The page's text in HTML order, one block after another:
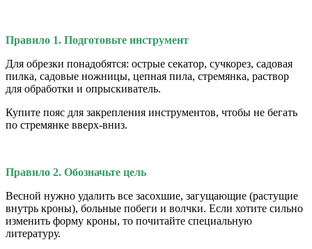
Правило 1. Подготовьте инструмент
Для обрезки понадобятся: острые секатор, сучкорез, садовая
пилка, садовые ножницы, цепная пила, стремянка, раствор
для обработки и опрыскиватель.
Купите пояс для закрепления инструментов, чтобы не бегать
по стремянке вверх-вниз.
Правило 2. Обозначьте цель
Весной нужно удалить все засохшие, загущающие (растущие
внутрь кроны), больные побеги и волчки. Если хотите сильно
изменить форму кроны, то почитайте специальную
литературу.